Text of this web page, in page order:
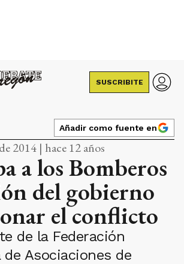
SUSCRIBITE
Añadir como fuente en
2014 | hace 12 años
a los Bomberos
del gobierno
el conflicto
de la Federación
Asociaciones de